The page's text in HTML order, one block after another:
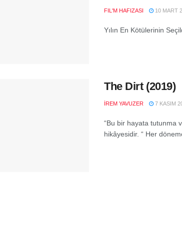
FIL'M HAFIZASI 10 MART
Yılın En Kötülerinin
The Dirt (2019)
İREM YAVUZER 7 KASIM
“Bu bir hayata tutunma
hikâyesidir. “ Her